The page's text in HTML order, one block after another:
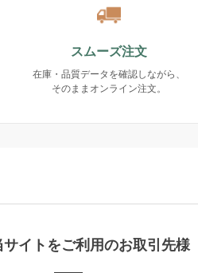
スムーズ注文
在庫・品質データを確認しながら、
そのままオンライン注文。
サイトをご利用のお取引先様